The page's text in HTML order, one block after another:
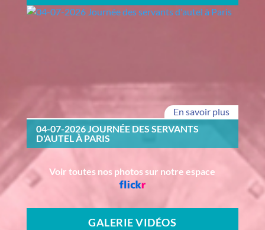
04-07-2026 JOURNÉE DES SERVANTS
D'AUTEL À PARIS
En savoir plus
Voir toutes nos photos sur notre espace
GALERIE VIDÉOS